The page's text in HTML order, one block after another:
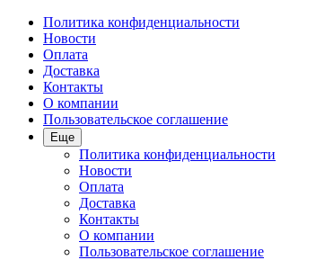
Политика конфиденциальности
Новости
Оплата
Доставка
Контакты
О компании
Пользовательское соглашение
Еще
Политика конфиденциальности
Новости
Оплата
Доставка
Контакты
О компании
Пользовательское соглашение